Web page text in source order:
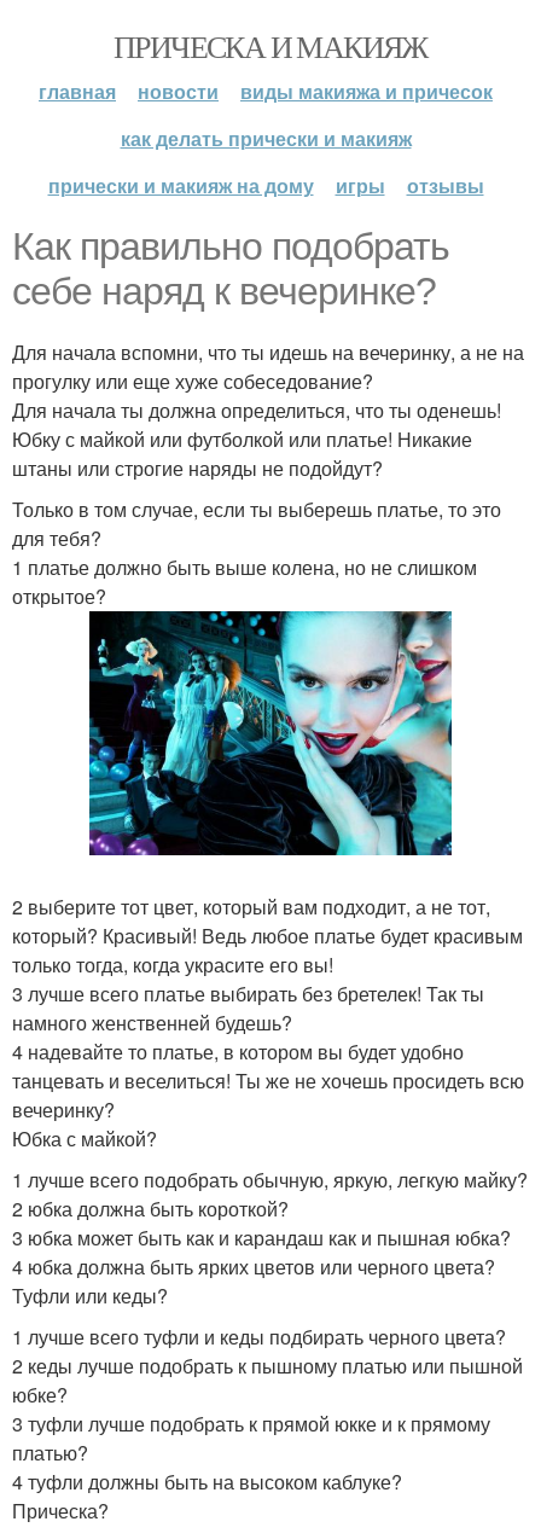
ПРИЧЕСКА И МАКИЯЖ
главная новости
виды макияжа и причесок
как делать прически и макияж
прически и макияж на дому
игры отзывы
Как правильно подобрать
себе наряд к вечеринке?
Для начала вспомни, что ты идешь на вечеринку, а не на
прогулку или еще хуже собеседование?
Для начала ты должна определиться, что ты оденешь!
Юбку с майкой или футболкой или платье! Никакие
штаны или строгие наряды не подойдут?
Только в том случае, если ты выберешь платье, то это
для тебя?
1 платье должно быть выше колена, но не слишком
открытое?
2 выберите тот цвет, который вам подходит, а не тот,
который? Красивый! Ведь любое платье будет красивым
только тогда, когда украсите его вы!
3 лучше всего платье выбирать без бретелек! Так ты
намного женственней будешь?
4 надевайте то платье, в котором вы будет удобно
танцевать и веселиться! Ты же не хочешь просидеть всю
вечеринку?
Юбка с майкой?
1 лучше всего подобрать обычную, яркую, легкую майку?
2 юбка должна быть короткой?
3 юбка может быть как и карандаш как и пышная юбка?
4 юбка должна быть ярких цветов или черного цвета?
Туфли или кеды?
1 лучше всего туфли и кеды подбирать черного цвета?
2 кеды лучше подобрать к пышному платью или пышной
юбке?
3 туфли лучше подобрать к прямой юкке и к прямому
платью?
4 туфли должны быть на высоком каблуке?
Прическа?